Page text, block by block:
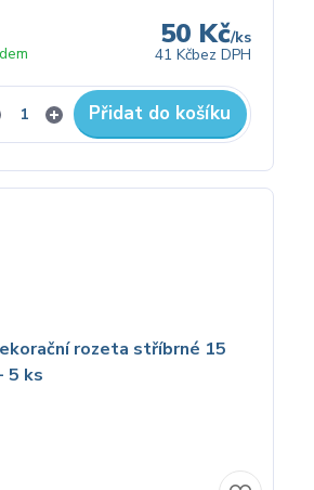
50 Kč/ks
41 Kčbez DPH
Přidat do košíku